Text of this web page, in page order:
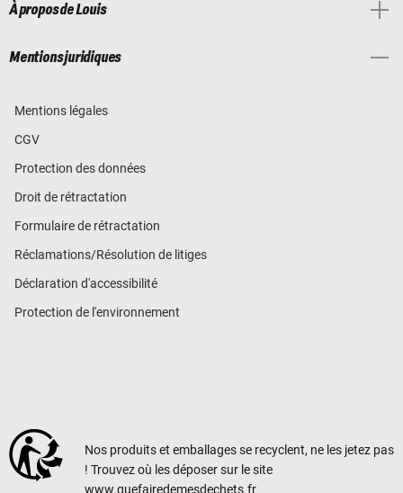
À propos de Louis
Mentions juridiques
Mentions légales
CGV
Protection des données
Droit de rétractation
Formulaire de rétractation
Réclamations/Résolution de litiges
Déclaration d'accessibilité
Protection de l'environnement
Nos produits et emballages se recyclent, ne les jetez pas
! Trouvez où les déposer sur le site
www.quefairedemesdechets.fr